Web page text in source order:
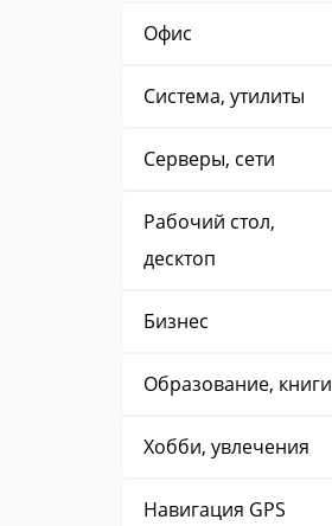
Офис
Система, утилиты
Серверы, сети
Рабочий стол,
десктоп
Бизнес
Образование, книги
Хобби, увлечения
Навигация GPS